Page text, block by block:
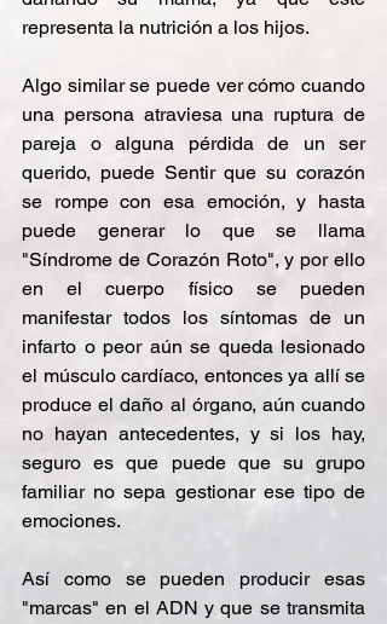
representa la nutrición a los hijos.
Algo similar se puede ver cómo cuando
una persona atraviesa una ruptura de
pareja o alguna pérdida de un ser
querido, puede Sentir que su corazón
se rompe con esa emoción, y hasta
puede generar lo que se llama
"Síndrome de Corazón Roto", y por ello
en el cuerpo físico se pueden
manifestar todos los síntomas de un
infarto o peor aún se queda lesionado
el músculo cardíaco, entonces ya allí se
produce el daño al órgano, aún cuando
no hayan antecedentes, y si los hay,
seguro es que puede que su grupo
familiar no sepa gestionar ese tipo de
emociones.
Así como se pueden producir esas
"marcas" en el ADN y que se transmita